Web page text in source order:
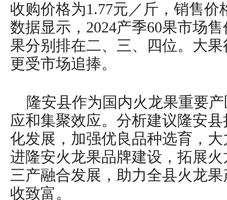
收购价格为1.77元／斤，销售价
数据显示，2024产季60果市场
果分别排在二、三、四位。大
更受市场追捧。
隆安县作为国内火龙果重要
应和集聚效应。分析建议隆安
化发展，加强优良品种选育，
进隆安火龙果品牌建设，拓展
三产融合发展，助力全县火龙
收致富。